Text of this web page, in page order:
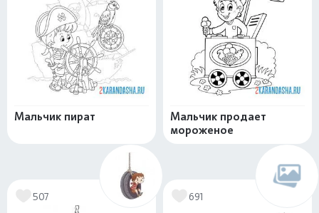
Мальчик пират
Мальчик продает
мороженое
507 691